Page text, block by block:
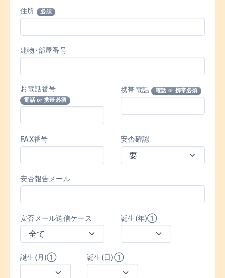
住所 必須
建物･部屋番号
お電話番号
電話 or 携帯必須
携帯電話 電話 or 携帯必須
FAX番号 安否確認
安否報告メール
安否メール送信ケース 誕生(年)①
誕生(月)① 誕生(日)①